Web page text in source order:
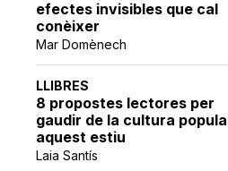
efectes invisibles que cal
conèixer
Mar Domènech
LLIBRES
8 propostes lectores per
gaudir de la cultura
aquest estiu
Laia Santís